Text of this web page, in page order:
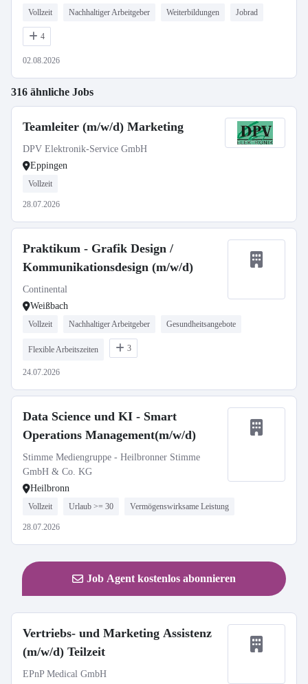
Vollzeit Nachhaltiger Arbeitgeber Weiterbildungen Jobrad
4
02.08.2026
316 ähnliche Jobs
Teamleiter (m/w/d) Marketing
DPV Elektronik-Service GmbH
Eppingen
Vollzeit
28.07.2026
Praktikum - Grafik Design /
Kommunikationsdesign (m/w/d)
Continental
Weißbach
Vollzeit Nachhaltiger Arbeitgeber Gesundheitsangebote
Flexible Arbeitszeiten 3
24.07.2026
Data Science und KI - Smart
Operations Management(m/w/d)
Stimme Mediengruppe - Heilbronner Stimme
GmbH & Co. KG
Heilbronn
Vollzeit Urlaub >= 30 Vermögenswirksame Leistung
28.07.2026
Job Agent kostenlos abonnieren
Vertriebs- und Marketing Assistenz
(m/w/d) Teilzeit
EPnP Medical GmbH